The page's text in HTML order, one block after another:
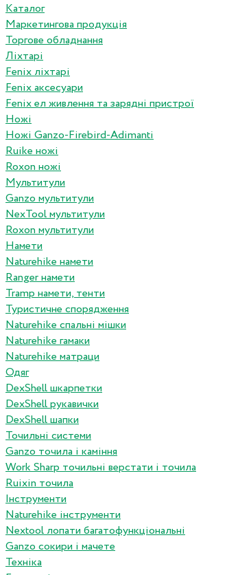
Каталог
Маркетингова продукція
Торгове обладнання
Ліхтарі
Fenix ліхтарі
Fenix аксесуари
Fenix ел живлення та зарядні пристрої
Ножі
Ножі Ganzo-Firebird-Adimanti
Ruike ножі
Roxon ножi
Мультитули
Ganzo мультитули
NexTool мультитули
Roxon мультитули
Намети
Naturehike намети
Ranger намети
Tramp намети, тенти
Туристичне спорядження
Naturehike спальні мішки
Naturehike гамаки
Naturehike матраци
Одяг
DexShell шкарпетки
DexShell рукавички
DexShell шапки
Точильні системи
Ganzo точила і каміння
Work Sharp точильні верстати і точила
Ruixin точила
Інструменти
Naturehike інструменти
Nextool лопати багатофункціональні
Ganzo сокири і мачете
Техніка